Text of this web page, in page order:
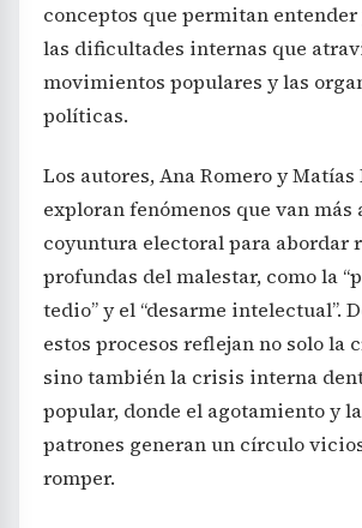
conceptos que permitan
las dificultades internas que
movimientos populares y las
políticas.
Los autores, Ana Romero y Matías
exploran fenómenos que van más
coyuntura electoral para abordar
profundas del malestar, como la
tedio” y el “desarme intelectual”.
estos procesos reflejan no solo la
sino también la crisis interna
popular, donde el agotamiento y
patrones generan un círculo
romper.